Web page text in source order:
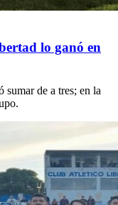
lo ganó en
de a tres; en la